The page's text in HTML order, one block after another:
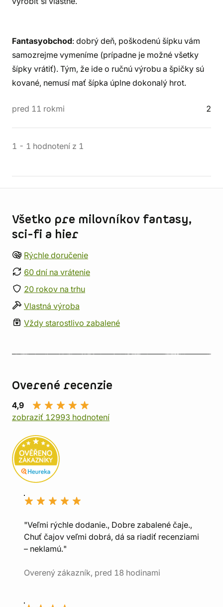
Fantasyobchod: dobrý deň, poškodenú šípku vám
samozrejme vymeníme (prípadne je možné všetky
šípky vrátiť). Tým, že ide o ručnú výrobu a špičky sú
kované, nemusí mať šípka úplne dokonalý hrot.
pred 11 rokmi 2
1 - 1 hodnotení z 1
Všetko pre milovníkov fantasy,
sci-fi a hier
Rýchle doručenie
60 dní na vrátenie
20 rokov na trhu
Vlastná výroba
Vždy starostlivo zabalené
Overené recenzie
4,9
zobraziť 12993 hodnotení
"Veľmi rýchle dodanie., Dobre zabalené čaje.,
Chuť čajov veľmi dobrá, dá sa riadiť recenziami
– neklamú."
Overený zákazník, pred 18 hodinami